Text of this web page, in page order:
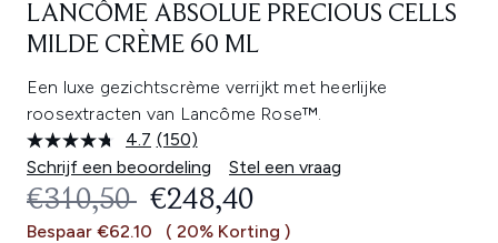
LANCÔME ABSOLUE PRECIOUS CELLS
MILDE CRÈME 60 ML
Een luxe gezichtscrème verrijkt met heerlijke
roosextracten van Lancôme Rose™.
4.7 Lees
150
beoordelingen.
Dezelfde
paginalink.
(150)
Schrijf een beoordeling
Stel een vraag
RECOMMENDED RETAIL PRICE:
€310,50 HUIDIGE PRIJS:
€248,40
Bespaar €62.10 ( 20% Korting )